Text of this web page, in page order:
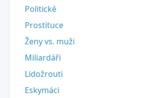
Politické
Prostituce
Ženy vs. muži
Miliardáři
Lidožrouti
Eskymáci